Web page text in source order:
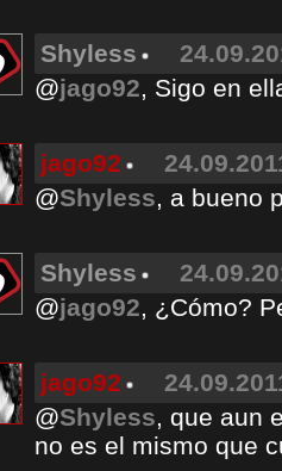
Shyless
@jago92, Sigo en
jago92
@Shyless, a bueno
Shyless
@jago92, ¿Cómo?
jago92
@Shyless, que aun
no es el mismo que